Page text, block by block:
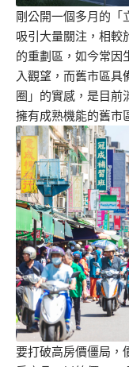
剛公開一個多月的「
吸引大量關注，相較
的重劃區，如今常因
入觀望，而舊市區具
圈」的實感，是目前
擁有成熟機能的舊市
要打破高房價僵局，